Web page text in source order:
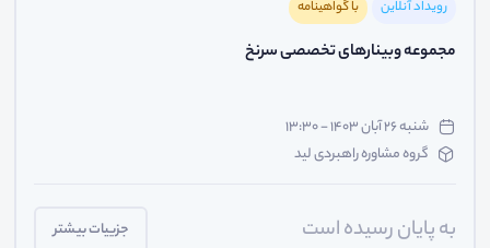
رویداد آنلاین با گواهینامه
مجموعه وبینارهای تخصصی سرنخ
شنبه ۲۶ آبان ۱۴۰۳ - ۱۳:۳۰
گروه مشاوره راهبردی لید
به پایان رسیده است جزییات بیشتر